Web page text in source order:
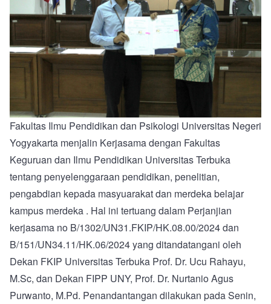
Fakultas Ilmu Pendidikan dan Psikologi Universitas Negeri
Yogyakarta menjalin Kerjasama dengan Fakultas
Keguruan dan Ilmu Pendidikan Universitas Terbuka
tentang penyelenggaraan pendidikan, penelitian,
pengabdian kepada masyuarakat dan merdeka belajar
kampus merdeka . Hal ini tertuang dalam Perjanjian
kerjasama no B/1302/UN31.FKIP/HK.08.00/2024 dan
B/151/UN34.11/HK.06/2024 yang ditandatangani oleh
Dekan FKIP Universitas Terbuka Prof. Dr. Ucu Rahayu,
M.Sc, dan Dekan FIPP UNY, Prof. Dr. Nurtanio Agus
Purwanto, M.Pd. Penandantangan dilakukan pada Senin,